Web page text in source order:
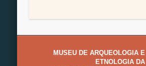
MUSEU DE ARQUEOLOGIA E
ETNOLOGIA DA